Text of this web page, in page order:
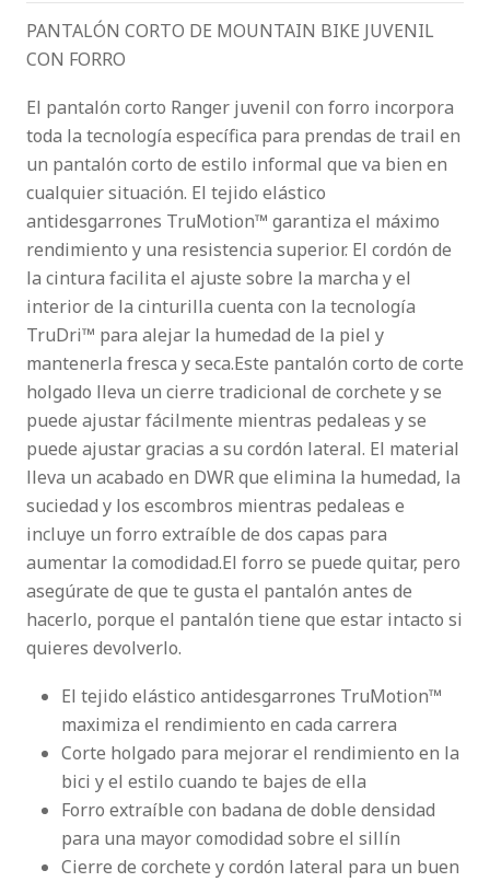
PANTALÓN CORTO DE MOUNTAIN BIKE JUVENIL
CON FORRO
El pantalón corto Ranger juvenil con forro incorpora
toda la tecnología específica para prendas de trail en
un pantalón corto de estilo informal que va bien en
cualquier situación. El tejido elástico
antidesgarrones TruMotion™ garantiza el máximo
rendimiento y una resistencia superior. El cordón de
la cintura facilita el ajuste sobre la marcha y el
interior de la cinturilla cuenta con la tecnología
TruDri™ para alejar la humedad de la piel y
mantenerla fresca y seca.Este pantalón corto de corte
holgado lleva un cierre tradicional de corchete y se
puede ajustar fácilmente mientras pedaleas y se
puede ajustar gracias a su cordón lateral. El material
lleva un acabado en DWR que elimina la humedad, la
suciedad y los escombros mientras pedaleas e
incluye un forro extraíble de dos capas para
aumentar la comodidad.El forro se puede quitar, pero
asegúrate de que te gusta el pantalón antes de
hacerlo, porque el pantalón tiene que estar intacto si
quieres devolverlo.
El tejido elástico antidesgarrones TruMotion™
maximiza el rendimiento en cada carrera
Corte holgado para mejorar el rendimiento en la
bici y el estilo cuando te bajes de ella
Forro extraíble con badana de doble densidad
para una mayor comodidad sobre el sillín
Cierre de corchete y cordón lateral para un buen